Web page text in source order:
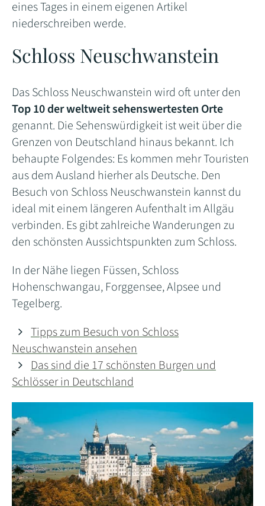
eines Tages in einem eigenen Artikel
niederschreiben werde.
Schloss Neuschwanstein
Das Schloss Neuschwanstein wird oft unter den
Top 10 der weltweit sehenswertesten Orte
genannt. Die Sehenswürdigkeit ist weit über die
Grenzen von Deutschland hinaus bekannt. Ich
behaupte Folgendes: Es kommen mehr Touristen
aus dem Ausland hierher als Deutsche. Den
Besuch von Schloss Neuschwanstein kannst du
ideal mit einem längeren Aufenthalt im Allgäu
verbinden. Es gibt zahlreiche Wanderungen zu
den schönsten Aussichtspunkten zum Schloss.
In der Nähe liegen Füssen, Schloss
Hohenschwangau, Forggensee, Alpsee und
Tegelberg.
Tipps zum Besuch von Schloss
Neuschwanstein ansehen
Das sind die 17 schönsten Burgen und
Schlösser in Deutschland